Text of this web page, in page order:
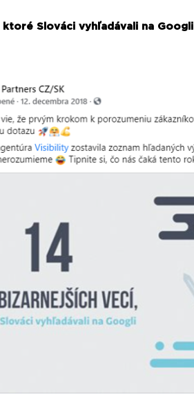
ktoré Slováci vyhľadávali na Googli